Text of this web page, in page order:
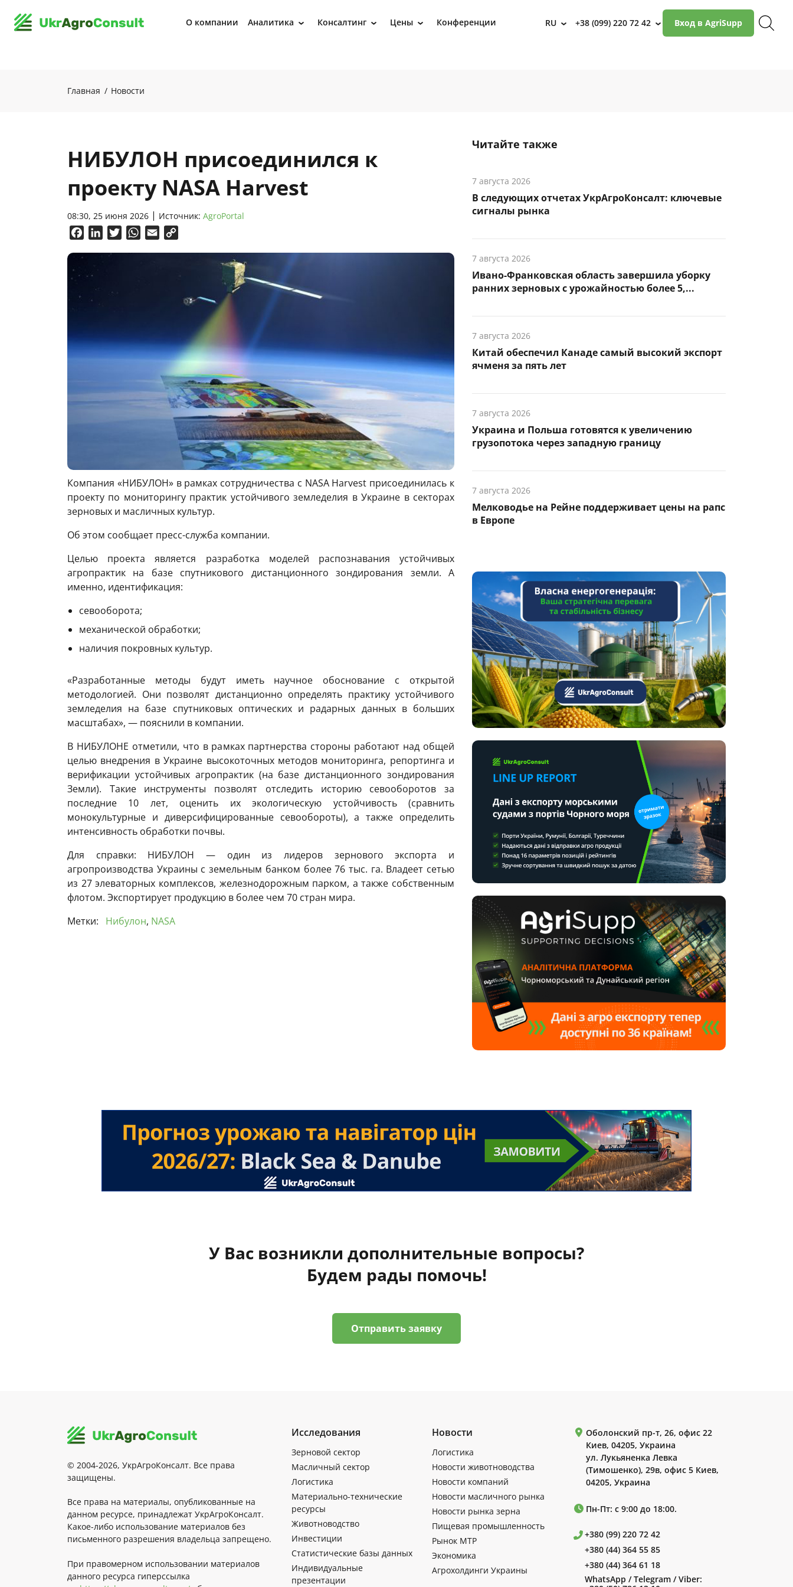
О компании Аналитика › Консалтинг › Цены › Конференции RU › +38 (099) 220 72 42 › Вход в AgriSupp
Главная Новости
НИБУЛОН присоединился к
проекту NASA Harvest
08:30, 25 июня 2026 Источник: AgroPortal
FacebookLinkedInTwitterWhatsApp
Email
Компания «НИБУЛОН» в рамках сотрудничества с NASA Harvest присоединилась к
проекту по мониторингу практик устойчивого земледелия в Украине в секторах
зерновых и масличных культур.
Об этом сообщает пресс-служба компании.
Целью проекта является разработка моделей распознавания устойчивых
агропрактик на базе спутникового дистанционного зондирования земли. А
именно, идентификация:
севооборота;
механической обработки;
наличия покровных культур.
«Разработанные методы будут иметь научное обоснование с открытой
методологией. Они позволят дистанционно определять практику устойчивого
земледелия на базе спутниковых оптических и радарных данных в больших
масштабах», — пояснили в компании.
В НИБУЛОНЕ отметили, что в рамках партнерства стороны работают над общей
целью внедрения в Украине высокоточных методов мониторинга, репортинга и
верификации устойчивых агропрактик (на базе дистанционного зондирования
Земли). Такие инструменты позволят отследить историю севооборотов за
последние 10 лет, оценить их экологическую устойчивость (сравнить
монокультурные и диверсифицированные севообороты), а также определить
интенсивность обработки почвы.
Для справки: НИБУЛОН — один из лидеров зернового экспорта и
агропроизводства Украины с земельным банком более 76 тыс. га. Владеет сетью
из 27 элеваторных комплексов, железнодорожным парком, а также собственным
флотом. Экспортирует продукцию в более чем 70 стран мира.
Метки:
Нибулон, NASA
Читайте также
7 августа 2026
В следующих отчетах УкрАгроКонсалт: ключевые
сигналы рынка
7 августа 2026
Ивано-Франковская область завершила уборку
ранних зерновых с урожайностью более 5,...
7 августа 2026
Китай обеспечил Канаде самый высокий экспорт
ячменя за пять лет
7 августа 2026
Украина и Польша готовятся к увеличению
грузопотока через западную границу
7 августа 2026
Мелководье на Рейне поддерживает цены на рапс
в Европе
У Вас возникли дополнительные вопросы?
Будем рады помочь!
Отправить заявку
© 2004-2026, УкрАгроКонсалт. Все права
защищены.
Все права на материалы, опубликованные на
данном ресурсе, принадлежат УкрАгроКонсалт.
Какое-либо использование материалов без
письменного разрешения владельца запрещено.
При правомерном использовании материалов
данного ресурса гиперссылка
Исследования
Зерновой сектор
Масличный сектор
Логистика
Материально-технические
ресурсы
Животноводство
Инвестиции
Статистические базы данных
Индивидуальные
презентации
Новости
Логистика
Новости животноводства
Новости компаний
Новости масличного рынка
Новости рынка зерна
Пищевая промышленность
Рынок МТР
Экономика
Агрохолдинги Украины
Оболонский пр-т, 26, офис 22
Киев, 04205, Украина
ул. Лукьяненка Левка
(Тимошенко), 29в, офис 5 Киев,
04205, Украина
Пн-Пт: с 9:00 до 18:00.
+380 (99) 220 72 42
+380 (44) 364 55 85
+380 (44) 364 61 18
WhatsApp / Telegram / Viber: